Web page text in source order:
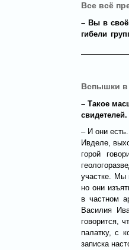
Все всё
– Вы в
гибели
Вспышки в
– Такое
свидетелей.
– И они
Ивделе,
горой
участке. Мы
но они
в частном
Василия
говорится,
палатку, с
записка